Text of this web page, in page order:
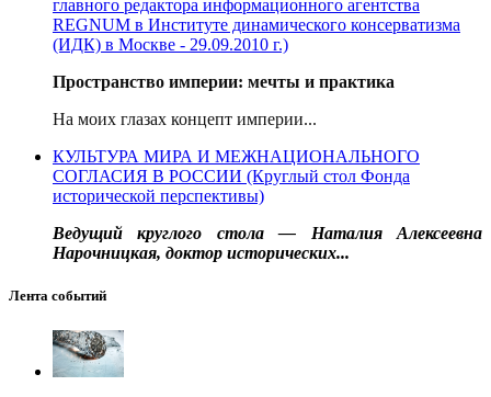
главного редактора информационного агентства
REGNUM в Институте динамического консерватизма
(ИДК) в Москве - 29.09.2010 г.)
Пространство империи: мечты и практика
На моих глазах концепт империи...
КУЛЬТУРА МИРА И МЕЖНАЦИОНАЛЬНОГО
СОГЛАСИЯ В РОССИИ (Круглый стол Фонда
исторической перспективы)
Ведущий круглого стола — Наталия Алексеевна
Нарочницкая, доктор исторических...
Лента событий